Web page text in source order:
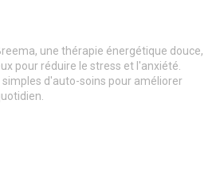
une thérapie énergétique douce,
pour réduire le stress et l'anxiété.
d'auto-soins pour améliorer